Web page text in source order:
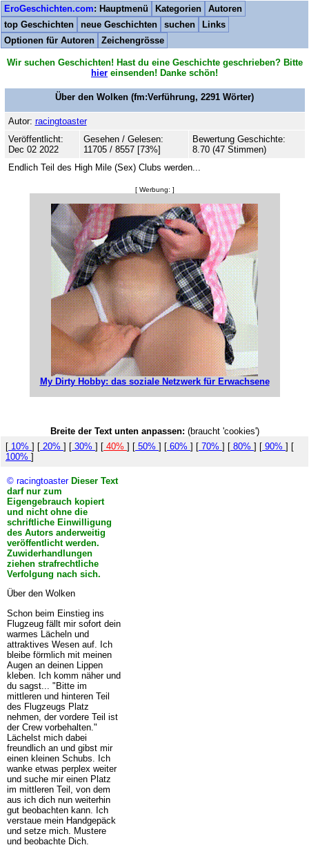
EroGeschichten.com: Hauptmenü Kategorien
Autoren
top Geschichten
neue Geschichten suchen
Links
Optionen für Autoren
Zeichengrösse
Wir suchen Geschichten! Hast du eine Geschichte geschrieben? Bitte
hier einsenden! Danke schön!
Über den Wolken (fm:Verführung, 2291 Wörter)
Autor: racingtoaster
Veröffentlicht:
Dec 02 2022
Gesehen / Gelesen:
11705 / 8557 [73%]
Bewertung Geschichte:
8.70 (47 Stimmen)
Endlich Teil des High Mile (Sex) Clubs werden...
[ Werbung: ]
My Dirty Hobby: das soziale Netzwerk für Erwachsene
Breite der Text unten anpassen: (braucht 'cookies')
[ 10% ] [ 20% ] [ 30% ] [ 40% ] [ 50% ] [ 60% ] [ 70% ] [ 80% ] [ 90% ] [
100% ]
© racingtoaster Dieser Text
darf nur zum
Eigengebrauch kopiert
und nicht ohne die
schriftliche Einwilligung
des Autors anderweitig
veröffentlicht werden.
Zuwiderhandlungen
ziehen strafrechtliche
Verfolgung nach sich.
Über den Wolken
Schon beim Einstieg ins
Flugzeug fällt mir sofort dein
warmes Lächeln und
attraktives Wesen auf. Ich
bleibe förmlich mit meinen
Augen an deinen Lippen
kleben. Ich komm näher und
du sagst... "Bitte im
mittleren und hinteren Teil
des Flugzeugs Platz
nehmen, der vordere Teil ist
der Crew vorbehalten."
Lächelst mich dabei
freundlich an und gibst mir
einen kleinen Schubs. Ich
wanke etwas perplex weiter
und suche mir einen Platz
im mittleren Teil, von dem
aus ich dich nun weiterhin
gut beobachten kann. Ich
verstaue mein Handgepäck
und setze mich. Mustere
und beobachte Dich.